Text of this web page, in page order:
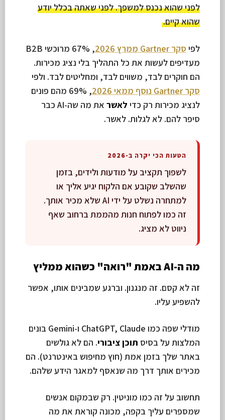
לפני שהוא נכנס למשפך. לפני שאתה בכלל יודע
שהוא קיים.
לפי סקר Gartner ממרץ 2026
, 67% מרוכשי B2B
מעדיפים לעשות את כל התהליך בלי נציג מכירות.
הם חוקרים לבד, משווים לבד, ומחליטים לבד. ולפי
סקר Gartner נוסף ממאי 2026
, 69% מהם פונים
לנציג מכירות רק כדי לאשר
את מה שה-AI כבר
סיפר להם. לא לגלות. לאשר.
הטעות הכי יקרה ב-2026
לשפוך תקציב על מודעות ולידים, בזמן
שהשלב שקובע אם הלקוח יגיע אליך או
למתחרה נשלט על ידי AI שלא מכיר אותך.
זה כמו לפתוח חנות מהממת ברחוב שאף
ניווט לא מציג.
מה ה-AI באמת "רואה" כשהוא ממליץ
זה לא קסם. זה מנגנון. וברגע שמבינים אותו, אפשר
להשפיע עליו.
מודלי שפה כמו ChatGPT, Claude ו-Gemini בונים
המלצות על בסיס תוכן ציבורי. הם לא גולשים
באתר שלך בזמן אמת (חוץ מחיפוש באינטרנט). הם
מכירים אותך דרך מה שנאסף למאגר הידע שלהם.
תחשוב על זה כמו מוניטין. רק שבמקום אנשים
שמספרים עליך בקפה, מכונה קוראת את מה